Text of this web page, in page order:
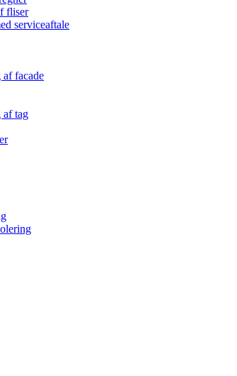
fliser
serviceaftale
facade
af tag